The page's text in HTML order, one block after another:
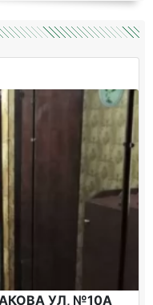
УЛ, №10А